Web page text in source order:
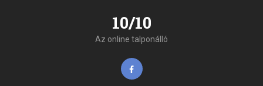
10/10
Az online talponálló